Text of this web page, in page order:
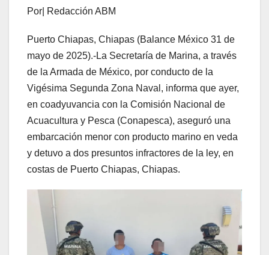
Por| Redacción ABM
Puerto Chiapas, Chiapas (Balance México 31 de
mayo de 2025).-La Secretaría de Marina, a través
de la Armada de México, por conducto de la
Vigésima Segunda Zona Naval, informa que ayer,
en coadyuvancia con la Comisión Nacional de
Acuacultura y Pesca (Conapesca), aseguró una
embarcación menor con producto marino en veda
y detuvo a dos presuntos infractores de la ley, en
costas de Puerto Chiapas, Chiapas.